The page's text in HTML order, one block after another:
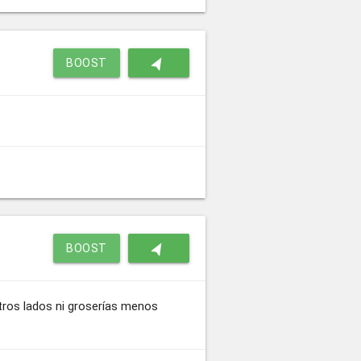
navigation
BOOST
navigation
BOOST
lados ni groserías menos